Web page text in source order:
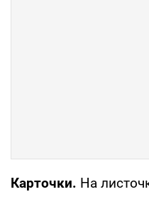
Карточки. На